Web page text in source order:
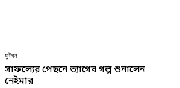
ফুটবল
সাফল্যের পেছনে ত্যাগের গল্প শুনালেন
নেইমার